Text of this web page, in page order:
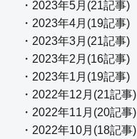
・2023年5月(21記事)
・2023年4月(19記事)
・2023年3月(21記事)
・2023年2月(16記事)
・2023年1月(19記事)
・2022年12月(21記事)
・2022年11月(20記事)
・2022年10月(18記事)